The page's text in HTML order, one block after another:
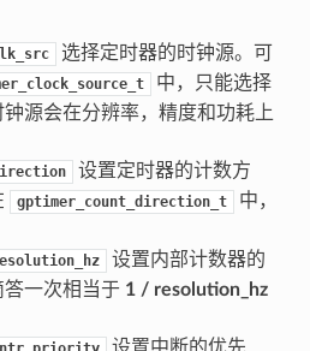
选择定时器的时钟源。可
中，只能选择
源会在分辨率，精度和功耗上
设置定时器的计数方
gptimer_count_direction_t
中，
设置内部计数器的
一次相当于 1 / resolution_hz